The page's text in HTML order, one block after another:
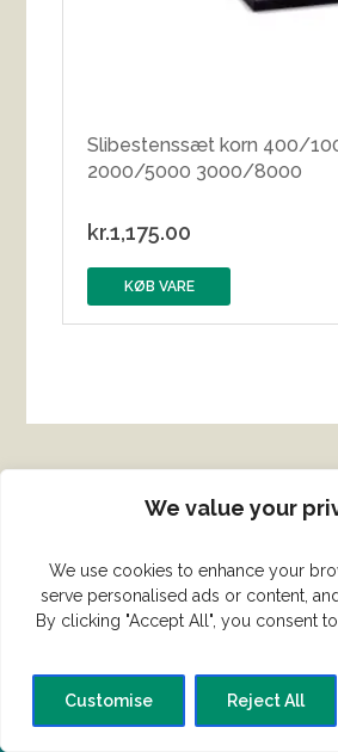
We value your
We use cookies to enhance your
serve personalised ads or content,
By clicking "Accept All", you consent
Customise Reject All
Slibestenssæt korn 400/
2000/5000 3000/8000
kr.1,175.00
KØB VARE
Har du en konge ret